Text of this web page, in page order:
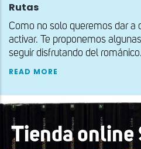
Rutas
Como no solo queremos dar a
activar. Te proponemos
seguir disfrutando del románico.
READ MORE
Tienda online